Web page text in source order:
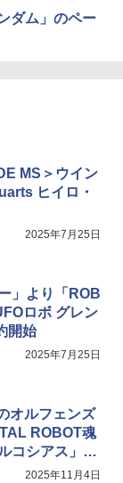
ダム」のペー
MS＞ウイン
ヒイロ・
2025年7月25日
」より「ROB
ロボ グレン
開始
2025年7月25日
オルフェンズ
ROBOT魂
コシアス」が
て予約開
2025年11月4日